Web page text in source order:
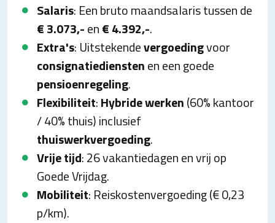
Salaris: Een bruto maandsalaris tussen de
€ 3.073,-en€ 4.392,-.
Extra's: Uitstekendevergoedingvoor
consignatiedienstenen een goede
pensioenregeling.
Flexibiliteit:Hybride werken(60% kantoor
/ 40% thuis) inclusief
thuiswerkvergoeding.
Vrije tijd: 26 vakantiedagen en vrij op
Goede Vrijdag.
Mobiliteit: Reiskostenvergoeding (€ 0,23
p/km).